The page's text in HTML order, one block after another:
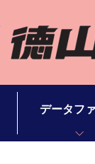
データフ